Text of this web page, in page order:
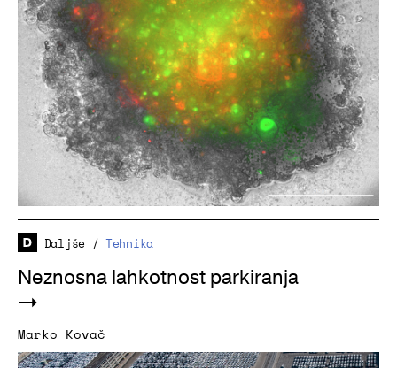
Daljše /Tehnika
Neznosna lahkotnost parkiranja
Marko Kovač